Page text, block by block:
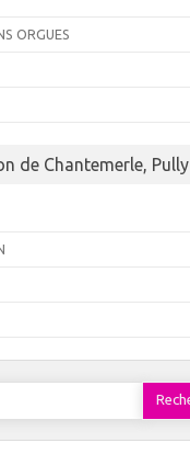
ORGUES
de Chantemerle, Pully
: